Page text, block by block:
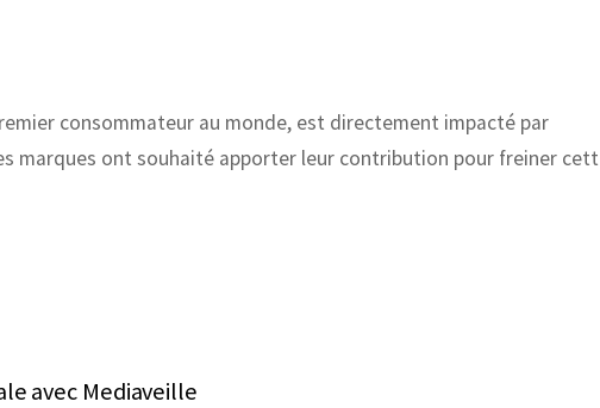
consommateur au monde, est directement impacté par
marques ont souhaité apporter leur contribution pour freiner
avec Mediaveille